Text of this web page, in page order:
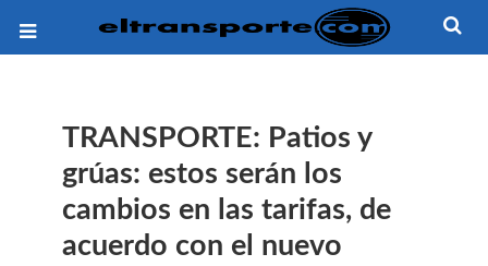
TRANSPORTE: Patios y
grúas: estos serán los
cambios en las tarifas, de
acuerdo con el nuevo